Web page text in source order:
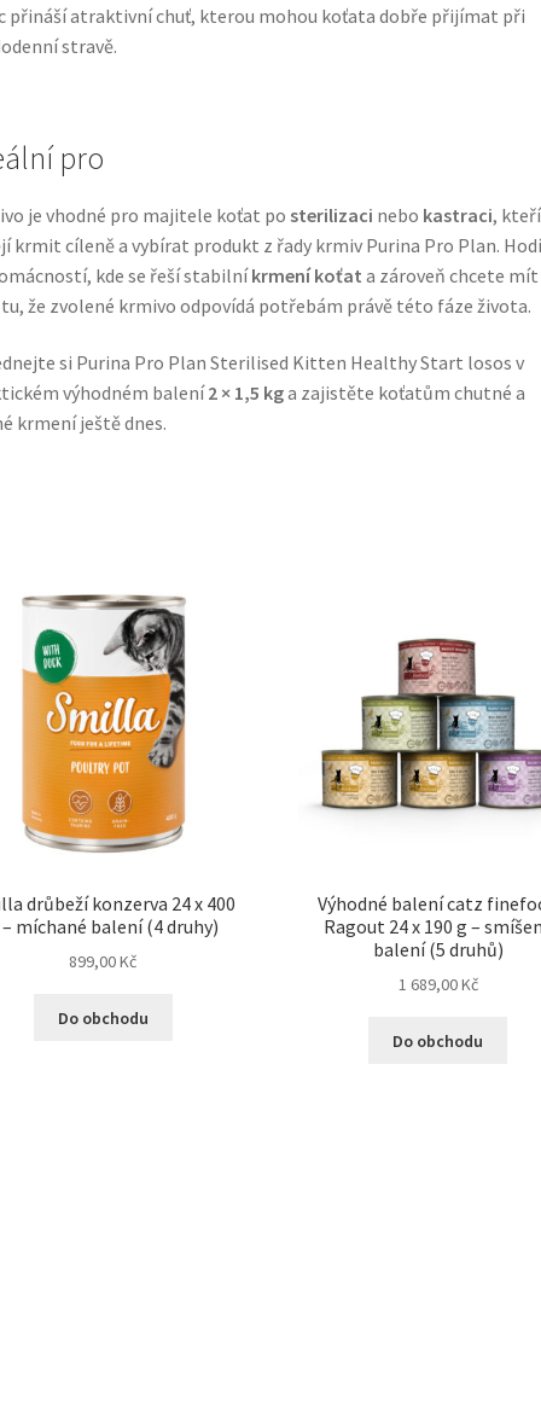
přináší atraktivní chuť, kterou mohou koťata dobře přijímat při
stravě.
pro
je vhodné pro majitele koťat po sterilizaci nebo kastraci, kteří
krmit cíleně a vybírat produkt z řady krmiv Purina Pro Plan.
kde se řeší stabilníkrmení koťat a zároveň chcete mít
že zvolené krmivo odpovídá potřebám právě této fáze života.
si Purina Pro Plan Sterilised Kitten Healthy Start losos v
výhodném balení2 × 1,5 kga zajistěte koťatům chutné a
krmení ještě dnes.
drůbeží konzerva 24 x 400
míchané balení (4 druhy)
899,00Kč
Do obchodu
Výhodné balení catz
Ragout 24 x 190 g –
balení (5 druhů)
1 689,00Kč
Do obchodu